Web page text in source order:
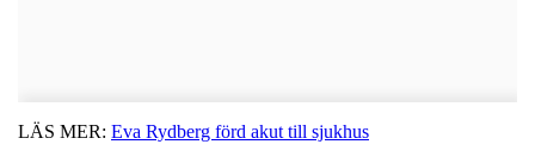
LÄS MER: Eva Rydberg förd akut till sjukhus